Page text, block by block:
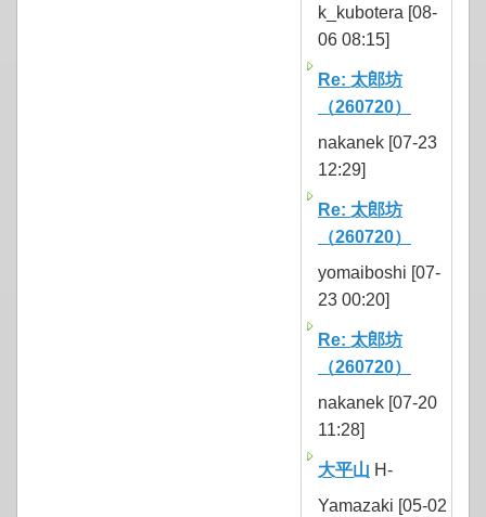
k_kubotera [08-
06 08:15]
Re: 太郎坊
（260720）
nakanek [07-23
12:29]
Re: 太郎坊
（260720）
yomaiboshi [07-
23 00:20]
Re: 太郎坊
（260720）
nakanek [07-20
11:28]
大平山 H-
Yamazaki [05-02